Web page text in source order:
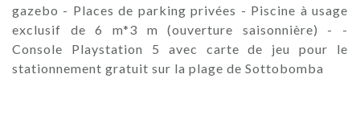
gazebo - Places de parking privées - Piscine à usage
exclusif de 6 m*3 m (ouverture saisonnière) - -
Console Playstation 5 avec carte de jeu pour le
stationnement gratuit sur la plage de Sottobomba